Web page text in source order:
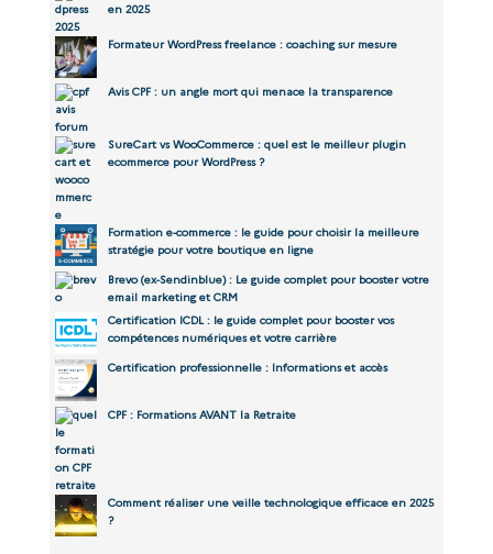
en 2025
Formateur WordPress freelance : coaching sur mesure
Avis CPF : un angle mort qui menace la transparence
SureCart vs WooCommerce : quel est le meilleur plugin
ecommerce pour WordPress ?
Formation e-commerce : le guide pour choisir la meilleure
stratégie pour votre boutique en ligne
Brevo (ex-Sendinblue) : Le guide complet pour booster votre
email marketing et CRM
Certification ICDL : le guide complet pour booster vos
compétences numériques et votre carrière
Certification professionnelle : Informations et accès
CPF : Formations AVANT la Retraite
Comment réaliser une veille technologique efficace en 2025
?